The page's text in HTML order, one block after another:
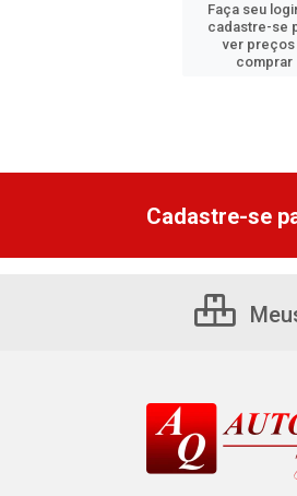
Faça seu
cadastre-se
ver preços
comprar
Cadastre-se